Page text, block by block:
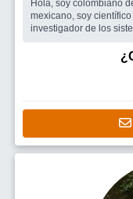
Hola, soy colombiano
mexicano, soy
investigador de los
Me gustaría
vida, sonreír siempre y
importancia de vivir,